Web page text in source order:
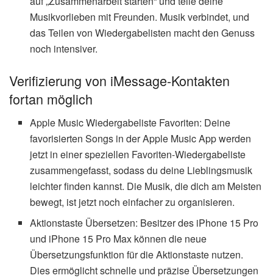
Musikvorlieben mit Freunden. Musik verbindet, und
das Teilen von Wiedergabelisten macht den Genuss
noch intensiver.
Verifizierung von iMessage-Kontakten
fortan möglich
Apple Music Wiedergabeliste Favoriten: Deine
favorisierten Songs in der Apple Music App werden
jetzt in einer speziellen Favoriten-Wiedergabeliste
zusammengefasst, sodass du deine Lieblingsmusik
leichter finden kannst. Die Musik, die dich am Meisten
bewegt, ist jetzt noch einfacher zu organisieren.
Aktionstaste Übersetzen: Besitzer des iPhone 15 Pro
und iPhone 15 Pro Max können die neue
Übersetzungsfunktion für die Aktionstaste nutzen.
Dies ermöglicht schnelle und präzise Übersetzungen